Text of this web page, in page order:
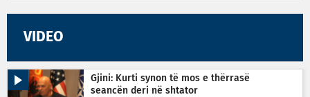
VIDEO
Gjini: Kurti synon të mos e thërrasë
seancën deri në shtator